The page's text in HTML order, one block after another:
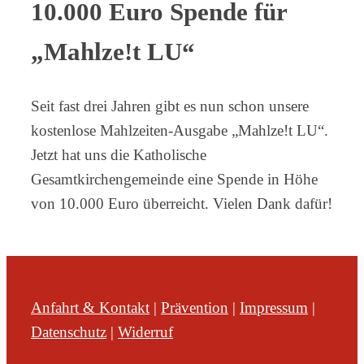
10.000 Euro Spende für
„Mahlze!t LU“
Seit fast drei Jahren gibt es nun schon unsere
kostenlose Mahlzeiten-Ausgabe „Mahlze!t LU“.
Jetzt hat uns die Katholische
Gesamtkirchengemeinde eine Spende in Höhe
von 10.000 Euro überreicht. Vielen Dank dafür!
Anfahrt & Kontakt | Prävention | Impressum |
Datenschutz | Widerruf